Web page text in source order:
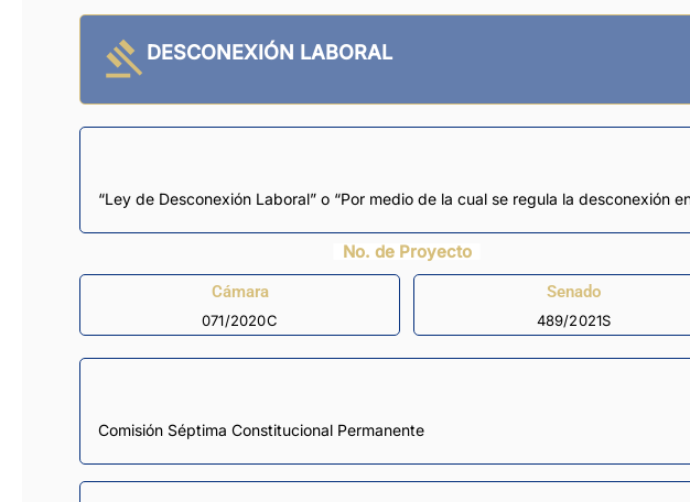
DESCONEXIÓN LABORAL
“Ley de Desconexión Laboral” o “Por medio de la cual se regula la
No. de Proyecto
Cámara
071/2020C
Senado
489/2021S
Comisión Séptima Constitucional Permanente